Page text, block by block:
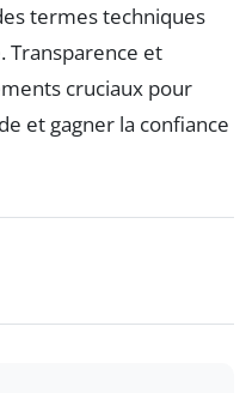
termes techniques
Transparence et
cruciaux pour
et gagner la confiance